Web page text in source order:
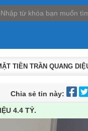
TIỀN TRẦN QUANG
Chia sẻ tin này:
4.4 TỶ.